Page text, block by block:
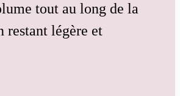
tout au long de la
restant légère et